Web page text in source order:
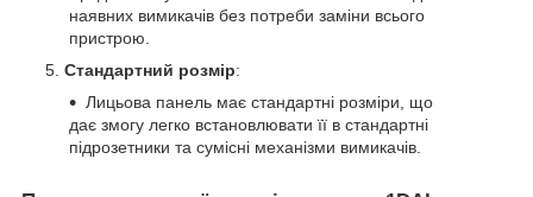
наявних вимикачів без потреби заміни всього
пристрою.
Стандартний розмір:
Лицьова панель має стандартні розміри, що
дає змогу легко встановлювати її в стандартні
підрозетники та сумісні механізми вимикачів.